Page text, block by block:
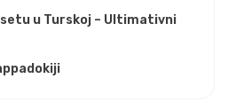
u Turskoj – Ultimativni